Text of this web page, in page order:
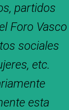
partidos
Foro Vasco
sociales
etc.
esta